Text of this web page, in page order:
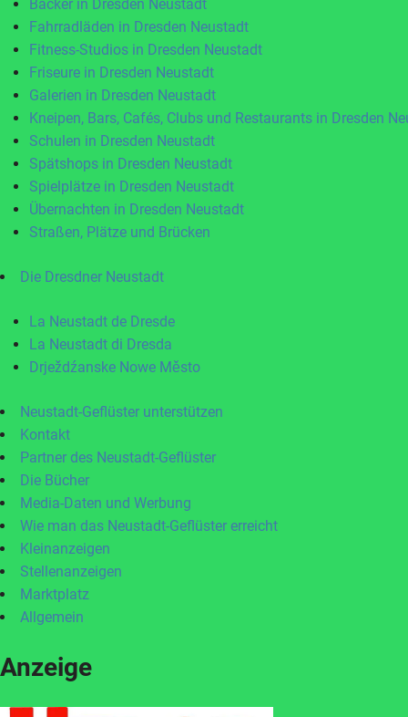
Bäcker in Dresden Neustadt
Fahrradläden in Dresden Neustadt
Fitness-Studios in Dresden Neustadt
Friseure in Dresden Neustadt
Galerien in Dresden Neustadt
Kneipen, Bars, Cafés, Clubs und Restaurants in Dresden
Schulen in Dresden Neustadt
Spätshops in Dresden Neustadt
Spielplätze in Dresden Neustadt
Übernachten in Dresden Neustadt
Straßen, Plätze und Brücken
Die Dresdner Neustadt
La Neustadt de Dresde
La Neustadt di Dresda
Drježdźanske Nowe Město
Neustadt-Geflüster unterstützen
Kontakt
Partner des Neustadt-Geflüster
Die Bücher
Media-Daten und Werbung
Wie man das Neustadt-Geflüster erreicht
Kleinanzeigen
Stellenanzeigen
Marktplatz
Allgemein
Anzeige